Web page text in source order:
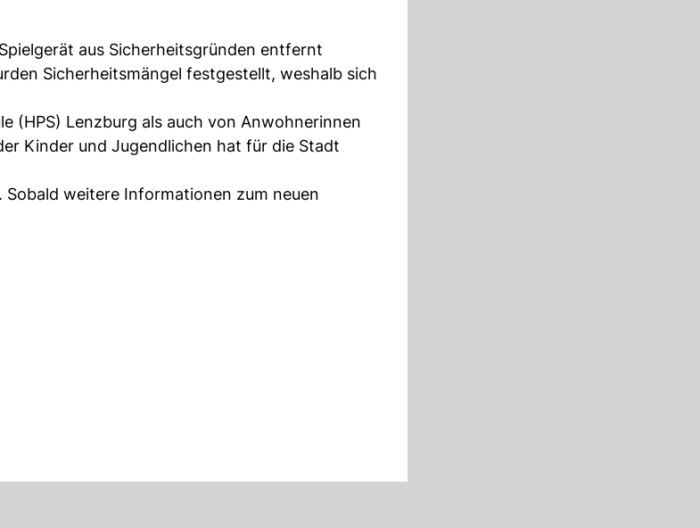
aus Sicherheitsgründen entfernt
Sicherheitsmängel festgestellt, weshalb sich
(HPS) Lenzburg als auch von Anwohnerinnen
Kinder und Jugendlichen hat für die Stadt
weitere Informationen zum neuen